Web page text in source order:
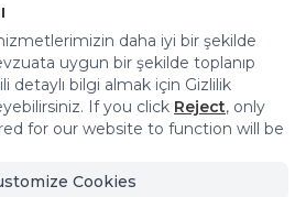
ALL RIGHTS RESERVED
daha iyi bir şekilde
uygun bir şekilde toplanıp
detaylı bilgi almak için Gizlilik
If you click Reject, only
for our website to function will be
Cookies